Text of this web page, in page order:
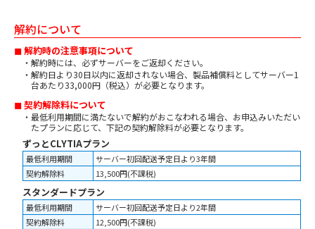
解約について
◼ 解約時の注意事項について
・解約時には、必ずサーバーをご返却ください。
・解約日より30日以内に返却されない場合、製品補償料としてサーバー1
台あたり33,000円（税込）が必要となります。
◼ 契約解除料について
・最低利用期間に満たないで解約がおこなわれる場合、お申込みいただい
たプランに応じて、下記の契約解除料が必要となります。
ずっとCLYTIAプラン
最低利用期間
サーバー初回配送予定日より3年間
契約解除料
13,500円(不課税)
スタンダードプラン
最低利用期間
サーバー初回配送予定日より2年間
契約解除料
12,500円(不課税)